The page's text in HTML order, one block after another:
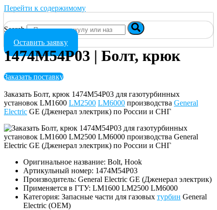
Перейти к содержимому
Search
Оставить заявку
1474M54P03 | Болт, крюк
Заказать поставку
Заказать Болт, крюк 1474M54P03 для газотурбинных
установок LM1600 LM2500 LM6000 производства General
Electric GE (Дженерал электрик) по России и СНГ
Оригинальное название: Bolt, Hook
Артикульный номер: 1474M54P03
Производитель: General Electric GE (Дженерал электрик)
Применяется в ГТУ: LM1600 LM2500 LM6000
Категория: Запасные части для газовых турбин General
Electric (OEM)